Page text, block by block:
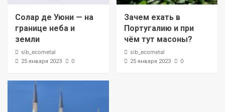
Солар де Уюни — на
границе неба и
земли
sib_ecometal
25 января 2023 0
Зачем ехать в
Португалию и при
чём тут масоны?
sib_ecometal
25 января 2023 0